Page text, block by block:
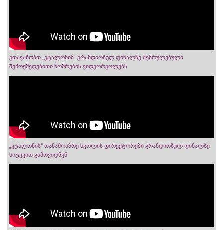
გთავაზობთ „ეტალონის“ გრანდიოზულ ფინალზე შესრულებული
შემოქმედებითი ნომრების ვიდეორგოლებს
„ეტალონის“ თანამოაზრე სკოლის დირექტორები გრანდიოზულ ფინალზე
სიტყვით გამოვიდნენ